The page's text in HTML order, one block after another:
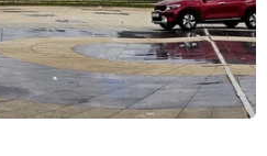
tỷ USD thuế
Tòa án Tối